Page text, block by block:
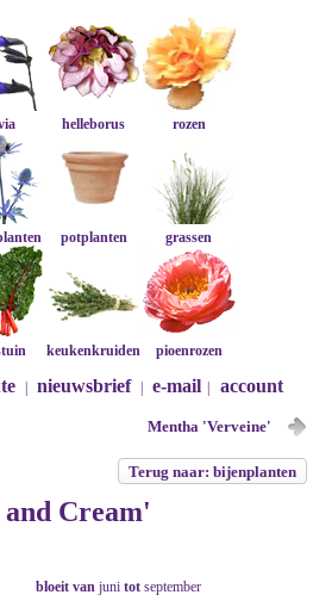
helleborus rozen
potplanten grassen
keukenkruiden pioenrozen
nieuwsbrief e-mail account
Mentha 'Verveine'
Terug naar: bijenplanten
Cream'
bloeit van juni tot september